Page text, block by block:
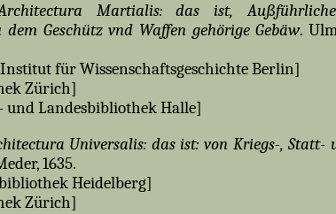
Martialis: das ist,
Geschütz vnd Waffen gehörige Gebäw.
für Wissenschaftsgeschichte Berlin]
Zürich]
Landesbibliothek Halle]
Universalis: das ist: von Kriegs-, Statt-
1635.
Heidelberg]
Zürich]